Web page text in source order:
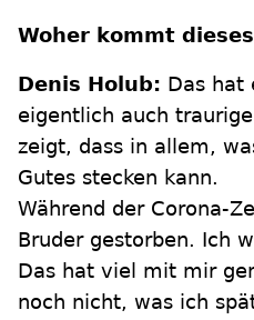
Woher kommt
Denis Holub: Das hat
eigentlich auch
zeigt, dass in allem,
Gutes stecken kann.
Während der Corona-
Bruder gestorben. Ich
Das hat viel mit mir
noch nicht, was ich